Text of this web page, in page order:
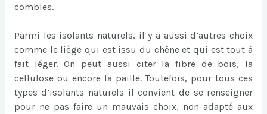
combles.
Parmi les isolants naturels, il y a aussi d’autres choix
comme le liège qui est issu du chêne et qui est tout à
fait léger. On peut aussi citer la fibre de bois, la
cellulose ou encore la paille. Toutefois, pour tous ces
types d’isolants naturels il convient de se renseigner
pour ne pas faire un mauvais choix, non adapté aux